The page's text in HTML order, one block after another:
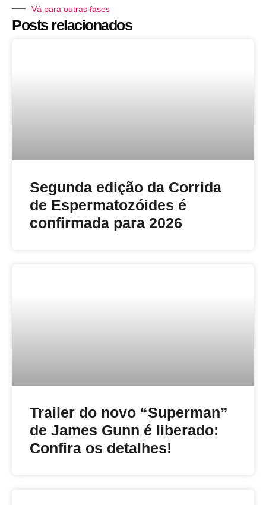
Vá para outras fases
Posts relacionados
Segunda edição da Corrida
de Espermatozóides é
confirmada para 2026
Trailer do novo “Superman”
de James Gunn é liberado:
Confira os detalhes!